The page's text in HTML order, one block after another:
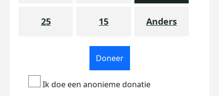
25 15 Anders
Doneer
Ik doe een anonieme donatie